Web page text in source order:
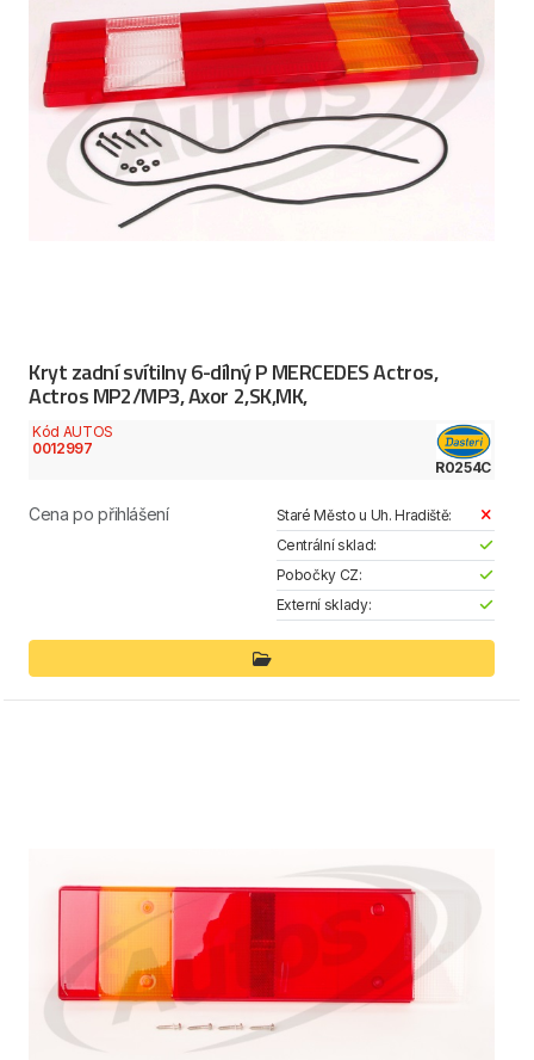
Kryt zadní svítilny 6-dílný P MERCEDES Actros,
Actros MP2/MP3, Axor 2,SK,MK,
Kód AUTOS
0012997
R0254C
Cena po přihlášení
Staré Město u Uh. Hradiště:
Centrální sklad:
Pobočky CZ:
Externí sklady: